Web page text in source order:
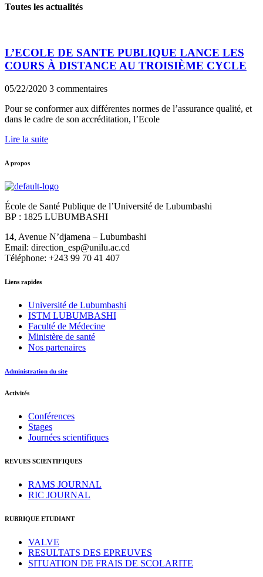
Toutes les actualités
L’ECOLE DE SANTE PUBLIQUE LANCE LES
COURS À DISTANCE AU TROISIÈME CYCLE
05/22/2020 3 commentaires
Pour se conformer aux différentes normes de l’assurance qualité, et
dans le cadre de son accréditation, l’Ecole
Lire la suite
A propos
École de Santé Publique de l’Université de Lubumbashi
BP : 1825 LUBUMBASHI
14, Avenue N’djamena – Lubumbashi
Email: direction_esp@unilu.ac.cd
Téléphone: +243 99 70 41 407
Liens rapides
Université de Lubumbashi
ISTM LUBUMBASHI
Faculté de Médecine
Ministère de santé
Nos partenaires
Administration du site
Activités
Conférences
Stages
Journées scientifiques
REVUES SCIENTIFIQUES
RAMS JOURNAL
RIC JOURNAL
RUBRIQUE ETUDIANT
VALVE
RESULTATS DES EPREUVES
SITUATION DE FRAIS DE SCOLARITE